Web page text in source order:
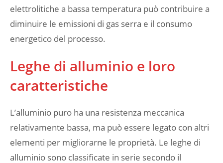
elettrolitiche a bassa temperatura può contribuire a
diminuire le emissioni di gas serra e il consumo
energetico del processo.
Leghe di alluminio e loro
caratteristiche
L’alluminio puro ha una resistenza meccanica
relativamente bassa, ma può essere legato con altri
elementi per migliorarne le proprietà. Le leghe di
alluminio sono classificate in serie secondo il